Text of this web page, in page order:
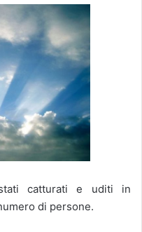
catturati e uditi in
di persone.